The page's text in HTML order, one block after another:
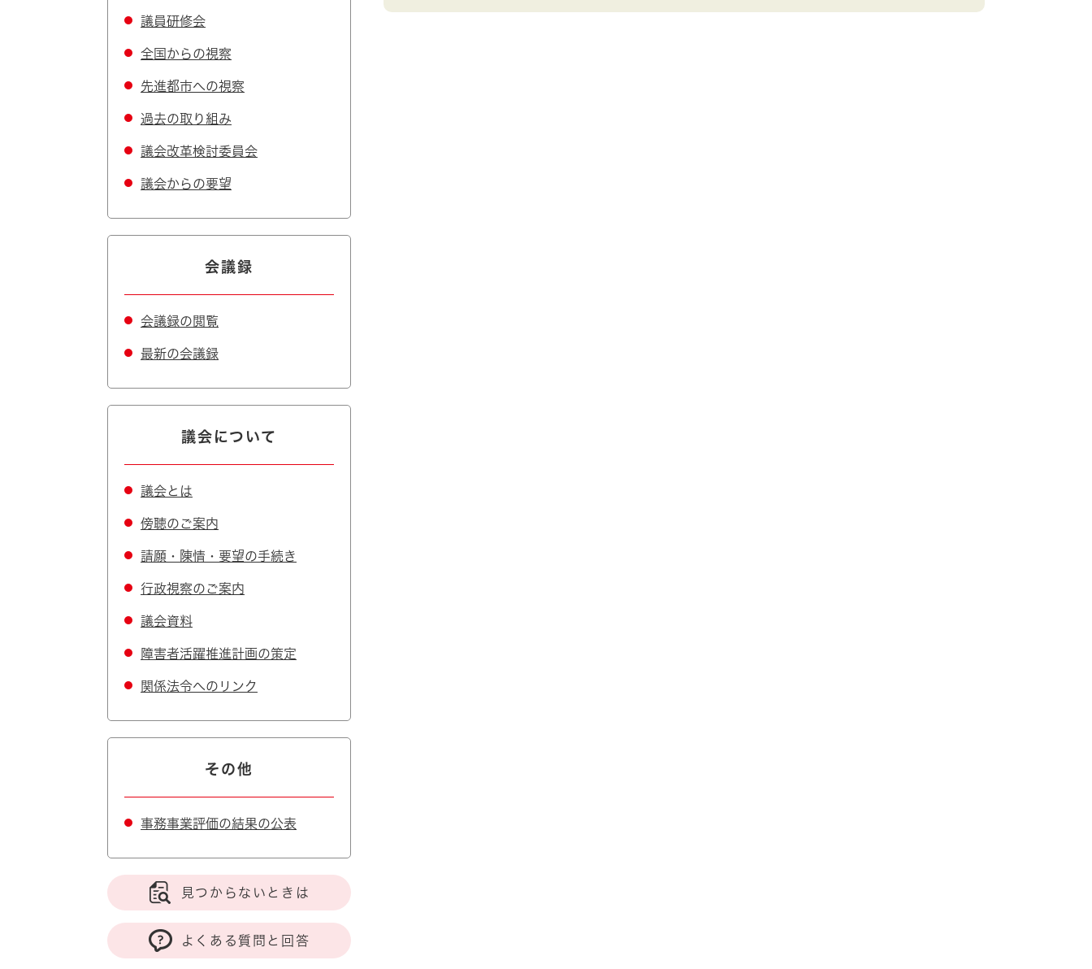
議員研修会
全国からの視察
先進都市への視察
過去の取り組み
議会改革検討委員会
議会からの要望
会議録
会議録の閲覧
最新の会議録
議会について
議会とは
傍聴のご案内
請願・陳情・要望の手続き
行政視察のご案内
議会資料
障害者活躍推進計画の策定
関係法令へのリンク
その他
事務事業評価の結果の公表
見つからないときは
よくある質問と回答